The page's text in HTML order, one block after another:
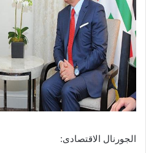
الجورنال الاقتصادى: